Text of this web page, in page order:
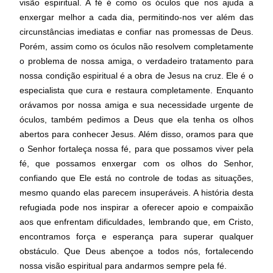
visão espiritual. A fé é como os óculos que nos ajuda a
enxergar melhor a cada dia, permitindo-nos ver além das
circunstâncias imediatas e confiar nas promessas de Deus.
Porém, assim como os óculos não resolvem completamente
o problema de nossa amiga, o verdadeiro tratamento para
nossa condição espiritual é a obra de Jesus na cruz. Ele é o
especialista que cura e restaura completamente. Enquanto
orávamos por nossa amiga e sua necessidade urgente de
óculos, também pedimos a Deus que ela tenha os olhos
abertos para conhecer Jesus. Além disso, oramos para que
o Senhor fortaleça nossa fé, para que possamos viver pela
fé, que possamos enxergar com os olhos do Senhor,
confiando que Ele está no controle de todas as situações,
mesmo quando elas parecem insuperáveis. A história desta
refugiada pode nos inspirar a oferecer apoio e compaixão
aos que enfrentam dificuldades, lembrando que, em Cristo,
encontramos força e esperança para superar qualquer
obstáculo. Que Deus abençoe a todos nós, fortalecendo
nossa visão espiritual para andarmos sempre pela fé.